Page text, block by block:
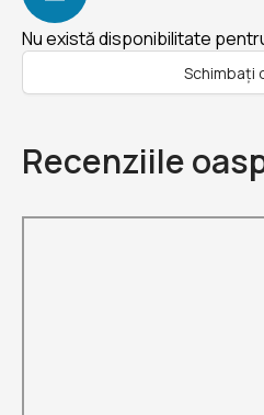
Nu există disponibilitate
Schimbați
Recenziile